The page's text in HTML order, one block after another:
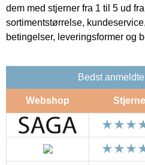
dem med stjerner fra 1 til 5 ud
sortimentstørrelse,
betingelser, leveringsformer og
Bedst
Webshop